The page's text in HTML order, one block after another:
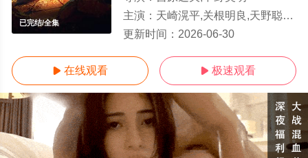
已完结/全集
主演： 天崎滉平,关根明良,天野聪美,水中雅章,柿原彻也,Lynn,河西健吾
更新时间： 2026-06-30
 在线观看  极速观看